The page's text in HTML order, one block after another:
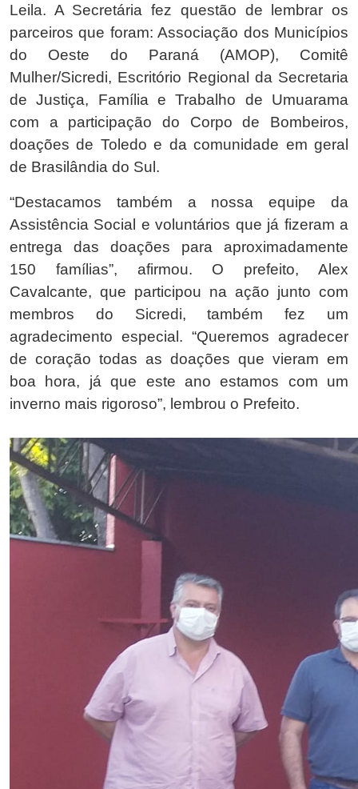
Leila. A Secretária fez questão de lembrar os
parceiros que foram: Associação dos Municípios
do Oeste do Paraná (AMOP), Comitê
Mulher/Sicredi, Escritório Regional da Secretaria
de Justiça, Família e Trabalho de Umuarama
com a participação do Corpo de Bombeiros,
doações de Toledo e da comunidade em geral
de Brasilândia do Sul.
“Destacamos também a nossa equipe da
Assistência Social e voluntários que já fizeram a
entrega das doações para aproximadamente
150 famílias”, afirmou. O prefeito, Alex
Cavalcante, que participou na ação junto com
membros do Sicredi, também fez um
agradecimento especial. “Queremos agradecer
de coração todas as doações que vieram em
boa hora, já que este ano estamos com um
inverno mais rigoroso”, lembrou o Prefeito.